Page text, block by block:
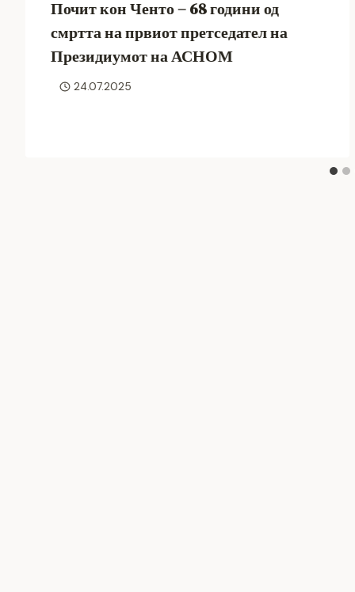
Почит кон Ченто – 68 години од
смртта на првиот претседател на
Президиумот на АСНОМ
24.07.2025